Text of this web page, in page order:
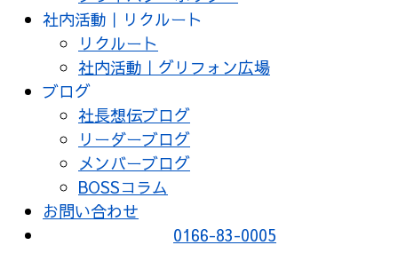
社内活動｜リクルート
リクルート
社内活動｜グリフォン広場
ブログ
社長想伝ブログ
リーダーブログ
メンバーブログ
BOSSコラム
お問い合わせ
0166-83-0005